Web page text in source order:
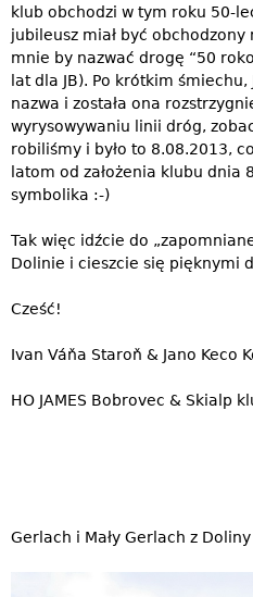
klub obchodzi w tym roku 50-
jubileusz miał być obchodzony
mnie by nazwać drogę “50
lat dla JB). Po krótkim śmiechu,
nazwa i została ona
wyrysowywaniu linii dróg,
robiliśmy i było to 8.08.2013,
latom od założenia klubu dnia
symbolika :-)
Tak więc idźcie do
Dolinie i cieszcie się pięknymi
Cześć!
Ivan Váňa Staroň & Jano Keco
HO JAMES Bobrovec & Skialp
Gerlach i Mały Gerlach z